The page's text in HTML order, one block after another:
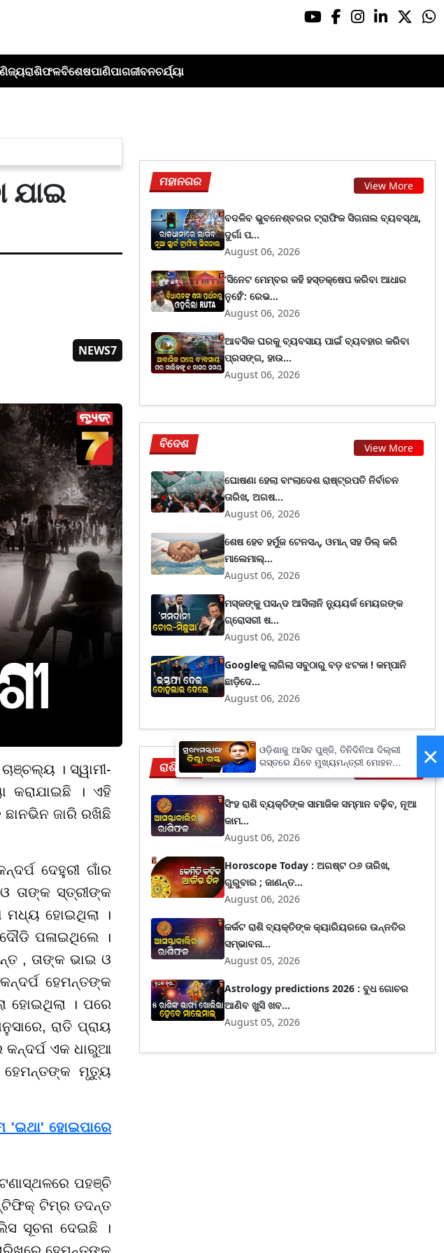
ରାଶିଫଳବିଶେଷପାଣିପାଗଜୀବନଚର୍ଯ୍ୟା
ଯାଇ
NEWS7
। ସ୍ୱାମୀ-
କରାଯାଇଛି । ଏହି
ଜାରି ରଖିଛି
ଦେହୁରୀ ଗାଁର
ତାଙ୍କ ସ୍ତ୍ରୀଙ୍କ
ହୋଇଥିଲା ।
ପଳାଇଥିଲେ ।
, ତାଙ୍କ ଭାଇ ଓ
ହେମନ୍ତଙ୍କ
। ପରେ
ରାତି ପ୍ରାୟ
କନ୍ଦର୍ପ ଏକ ଧାରୁଆ
ହେମନ୍ତଙ୍କ ମୃତ୍ୟୁ
ହୋଇପାରେ
ପହଞ୍ଚି
ଟିମ୍ର ତଦନ୍ତ
ସୂଚନା ଦେଇଛି ।
ହେମନ୍ତଙ୍କ
ମହାନଗର View More
ବଦଳିବ ଭୁବନେଶ୍ବରର ଟ୍ରାଫିକ ସିଗନାଲ ବ୍ୟବସ୍ଥା,
ଦୁର୍ଗା ପ...
August 06, 2026
‘ସିନେଟ ମେମ୍ବର କହି ହସ୍ତକ୍ଷେପ କରିବା ଆଧାର
ନୁହେଁ’: ରେଭ...
August 06, 2026
ଆବସିକ ଘରକୁ ବ୍ୟବସାୟ ପାଇଁ ବ୍ୟବହାର କରିବା
ପ୍ରସଙ୍ଗ, ହାଉ...
August 06, 2026
ବିଦେଶ View More
ଘୋଷଣା ହେଲା ବାଂଲାଦେଶ ରାଷ୍ଟ୍ରପତି ନିର୍ବାଚନ
ତାରିଖ, ଅଗଷ...
August 06, 2026
ଶେଷ ହେବ ହର୍ମୁଜ ଟେନସନ୍, ଓମାନ୍ ସହ ଡିଲ୍ କରି
ମାଲେମାଲ୍...
August 06, 2026
ମସ୍କଙ୍କୁ ପସନ୍ଦ ଆସିଲାନି ନ୍ୟୁୟର୍କ ମେୟରଙ୍କ
ଗ୍ରୋସରୀ ଷ...
August 06, 2026
Googleକୁ ଲାଗିଲା ସବୁଠାରୁ ବଡ଼ ଝଟକା ! କମ୍ପାନି
ଛାଡ଼ିଦେ...
August 06, 2026
ରାଶିଫଳ
ସିଂହ ରାଶି ବ୍ୟକ୍ତିଙ୍କ ସାମାଜିକ ସମ୍ମାନ ବଢ଼ିବ, ନୂଆ
କାମ...
August 06, 2026
Horoscope Today : ଅଗଷ୍ଟ ୦୬ ତାରିଖ,
ଗୁରୁବାର ; ଜାଣନ୍ତ...
August 06, 2026
କର୍କଟ ରାଶି ବ୍ୟକ୍ତିଙ୍କ କ୍ୟାରିୟରରେ ଉନ୍ନତିର
ସମ୍ଭାବନା...
August 05, 2026
Astrology predictions 2026 : ବୁଧ ଗୋଚର
ଆଣିବ ଖୁସି ଖବ...
August 05, 2026
×
ଓଡ଼ିଶାକୁ ଆସିବ ପୁଞ୍ଜି, ତିନିଦିନିଆ ଦିଲ୍ଲୀ
ଗସ୍ତରେ ଯିବେ ମୁଖ୍ୟମନ୍ତ୍ରୀ ମୋହନ
ମାଝୀ